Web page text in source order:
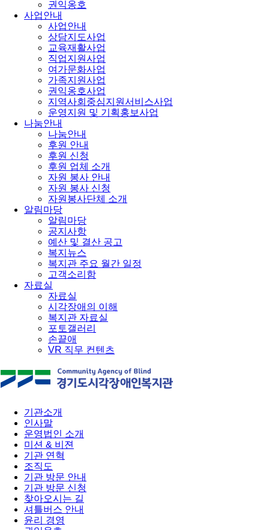
권익옹호
사업안내
사업안내
상담지도사업
교육재활사업
직업지원사업
여가문화사업
가족지원사업
권익옹호사업
지역사회중심지원서비스사업
운영지원 및 기획홍보사업
나눔안내
나눔안내
후원 안내
후원 신청
후원 업체 소개
자원 봉사 안내
자원 봉사 신청
자원봉사단체 소개
알림마당
알림마당
공지사항
예산 및 결산 공고
복지뉴스
복지관 주요 월간 일정
고객소리함
자료실
자료실
시각장애의 이해
복지관 자료실
포토갤러리
손끝애
VR 직무 컨텐츠
기관소개
인사말
운영법인 소개
미션 & 비젼
기관 연혁
조직도
기관 방문 안내
기관 방문 신청
찾아오시는 길
셔틀버스 안내
윤리 경영